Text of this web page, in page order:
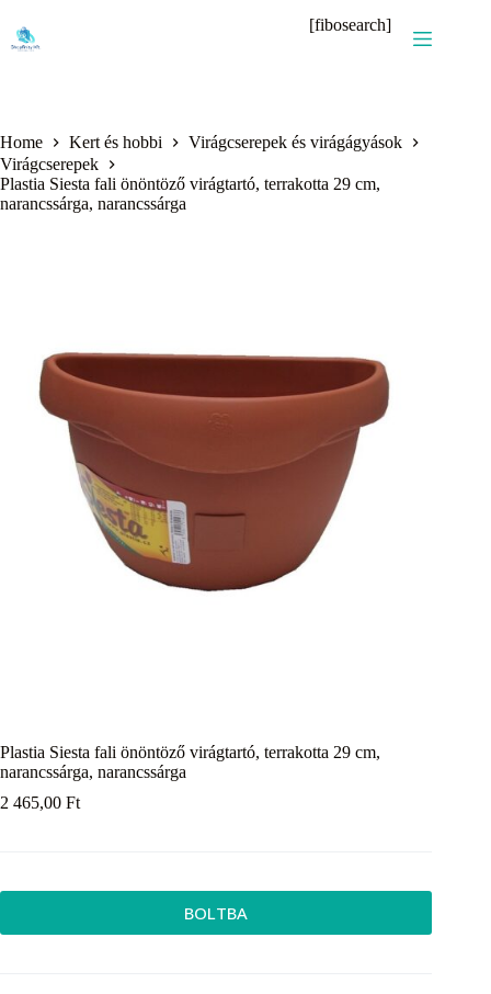
content
[fibosearch]
Home Kert és hobbi
Virágcserepek és virágágyások
Virágcserepek
Plastia Siesta fali önöntöző virágtartó, terrakotta 29 cm,
narancssárga, narancssárga
Plastia Siesta fali önöntöző virágtartó, terrakotta 29 cm,
narancssárga, narancssárga
2 465,00 Ft
BOLTBA